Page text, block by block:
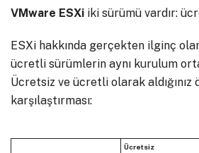
VMware ESXi iki sürümü vardır:
ESXi hakkında gerçekten ilginç
ücretli sürümlerin aynı kurulum
Ücretsiz ve ücretli olarak
karşılaştırması:
Ücretsiz